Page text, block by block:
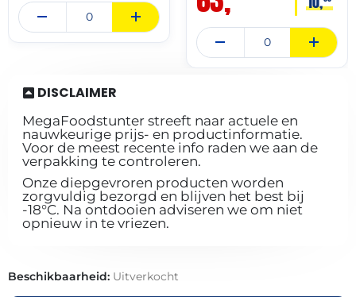
DISCLAIMER
MegaFoodstunter streeft naar actuele en
nauwkeurige prijs- en productinformatie.
Voor de meest recente info raden we aan de
verpakking te controleren.
Onze diepgevroren producten worden
zorgvuldig bezorgd en blijven het best bij
-18°C. Na ontdooien adviseren we om niet
opnieuw in te vriezen.
Beschikbaarheid: Uitverkocht